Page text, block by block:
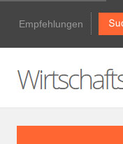
Empfehlungen